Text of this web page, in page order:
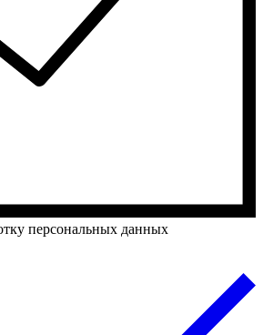
персональных данных